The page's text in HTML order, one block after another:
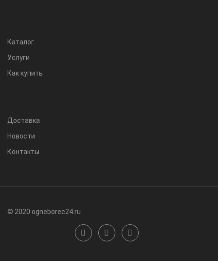
Каталог
Услуги
Как купить
Доставка
Новости
Контакты
© 2020 ogneborec24.ru